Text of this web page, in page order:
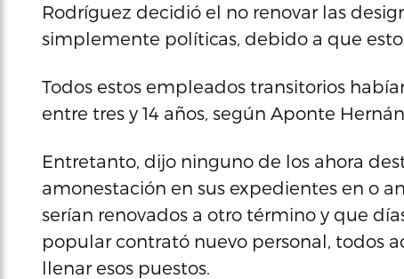
Rodríguez decidió el no renovar las
simplemente políticas, debido a que
Todos estos empleados transitorios
entre tres y 14 años, según Aponte
Entretanto, dijo ninguno de los ahora
amonestación en sus expedientes en o
serían renovados a otro término y que
popular contrató nuevo personal, todos
llenar esos puestos.